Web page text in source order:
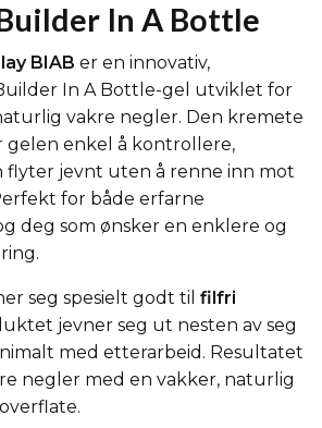
In A Bottle
BIAB er en innovativ,
In A Bottle-gel utviklet for
vakre negler. Den kremete
gelen enkel å kontrollere,
flyter jevnt uten å renne inn mot
for både erfarne
deg som ønsker en enklere og
seg spesielt godt til filfri
jevner seg ut nesten av seg
med etterarbeid. Resultatet
negler med en vakker, naturlig